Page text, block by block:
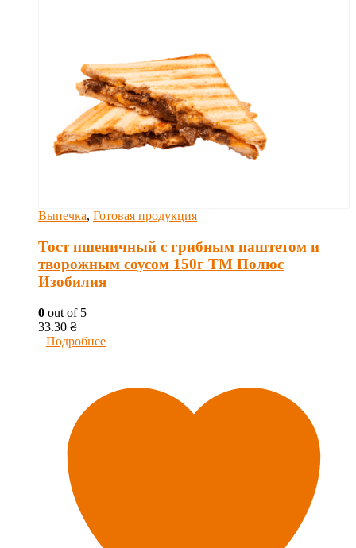
Выпечка, Готовая продукция
Тост пшеничный с грибным паштетом и
творожным соусом 150г ТМ Полюс
Изобилия
0 out of 5
33.30 ₴
Подробнее